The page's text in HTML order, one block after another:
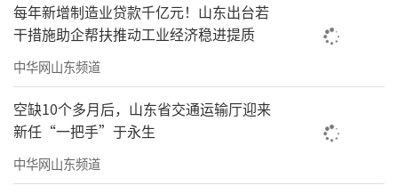
每年新增制造业贷款千亿元！山东出台若
干措施助企帮扶推动工业经济稳进提质
中华网山东频道
空缺10个多月后，山东省交通运输厅迎来
新任“一把手”于永生
中华网山东频道